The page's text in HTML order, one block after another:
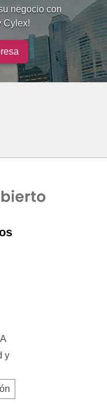
negocio con
Cylex!
y